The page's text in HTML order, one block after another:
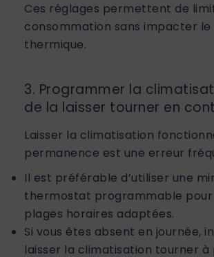
Ces réglages permettent de
consommation sans impacter
thermique.
3. Programmer la
de la laisser tourner en
Laisser la climatisation
permanence est une erreur
Il est préférable d’utiliser une
thermostat programmable pour
plages horaires adaptées.
Si vous êtes absent en journée,
laisser la climatisation tourner à